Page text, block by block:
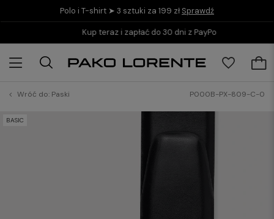
Polo i T-shirt ➤ 3 sztuki za 199 zł Sprawdź
Kup teraz i zapłać do 30 dni z PayPo
Wróć do: Paski P000B-PX-809-C-0
BASIC